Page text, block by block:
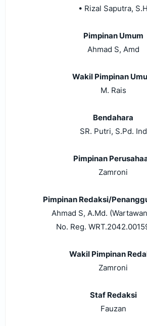
• Rizal Saputra, S.H
Pimpinan Umum
Ahmad S, Amd
Wakil Pimpinan
M. Rais
Bendahara
SR. Putri, S.Pd. Ind
Pimpinan
Zamroni
Pimpinan Redaksi/
Ahmad S, A.Md.
No. Reg.
Wakil Pimpinan
Zamroni
Staf Redaksi
Fauzan